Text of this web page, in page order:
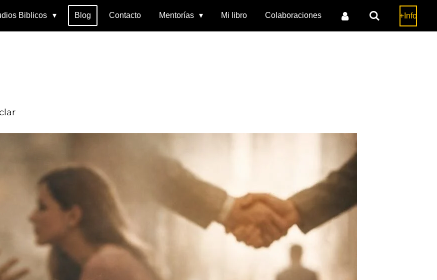
Biblicos Blog Contacto Mentorías Mi libro Colaboraciones +Info